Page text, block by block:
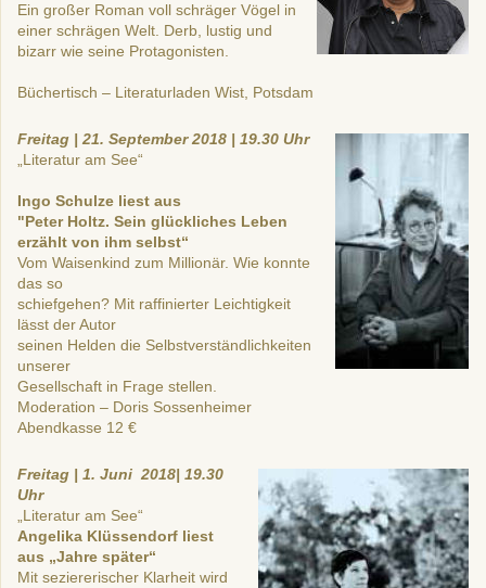
Ein großer Roman voll schräger Vögel in
einer schrägen Welt. Derb, lustig und
bizarr wie seine Protagonisten.
Büchertisch – Literaturladen Wist, Potsdam
Freitag | 21. September 2018 | 19.30 Uhr
„Literatur am See“
Ingo Schulze liest aus
"Peter Holtz. Sein glückliches Leben
erzählt von ihm selbst“
Vom Waisenkind zum Millionär. Wie konnte
das so
schiefgehen? Mit raffinierter Leichtigkeit
lässt der Autor
seinen Helden die Selbstverständlichkeiten
unserer
Gesellschaft in Frage stellen.
Moderation – Doris Sossenheimer
Abendkasse 12 €
Freitag | 1. Juni 2018| 19.30
Uhr
„Literatur am See“
Angelika Klüssendorf liest
aus „Jahre später“
Mit seziererischer Klarheit wird